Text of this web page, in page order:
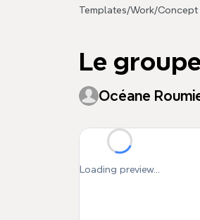
Templates/Work/Concept
Le
Océane
Loading preview...